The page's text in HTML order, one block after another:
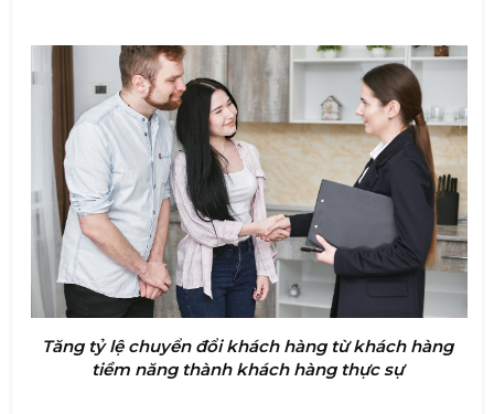
Tăng tỷ lệ chuyển đổi khách hàng từ khách hàng
tiềm năng thành khách hàng thực sự